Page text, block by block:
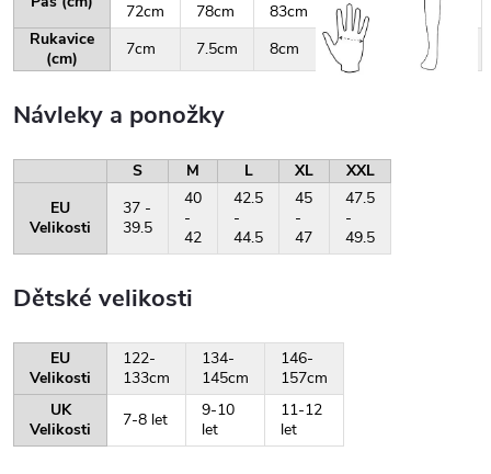
72cm
78cm
83cm
87cm
92cm
Rukavice
(cm)
7cm 7.5cm 8cm 8.5cm 9cm
Návleky a ponožky
S M L XL
XXL
EU
Velikosti
37 -
39.5
40
-
42
42.5
-
44.5
45
-
47
47.5
-
49.5
Dětské velikosti
EU
Velikosti
122-
133cm
134-
145cm
146-
157cm
UK
Velikosti
7-8 let
9-10
let
11-12
let